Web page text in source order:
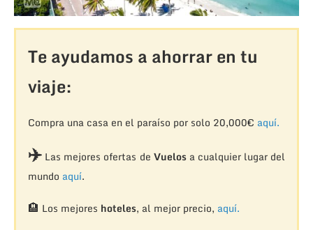
Te ayudamos a ahorrar en tu
viaje:
Compra una casa en el paraíso por solo 20,000€ aquí.
✈️Las mejores ofertas de Vuelosa cualquier lugar del
mundo aquí.
🏨 Los mejores hoteles, al mejor precio, aquí.